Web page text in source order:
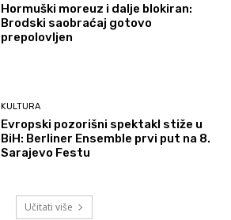
Hormuški moreuz i dalje blokiran:
Brodski saobraćaj gotovo
prepolovljen
KULTURA
Evropski pozorišni spektakl stiže u
BiH: Berliner Ensemble prvi put na 8.
Sarajevo Festu
Učitati više